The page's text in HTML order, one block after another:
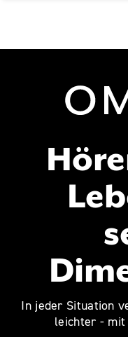
In jeder Situation
leichter - mit